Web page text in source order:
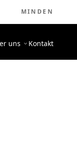
MINDEN
uns Kontakt